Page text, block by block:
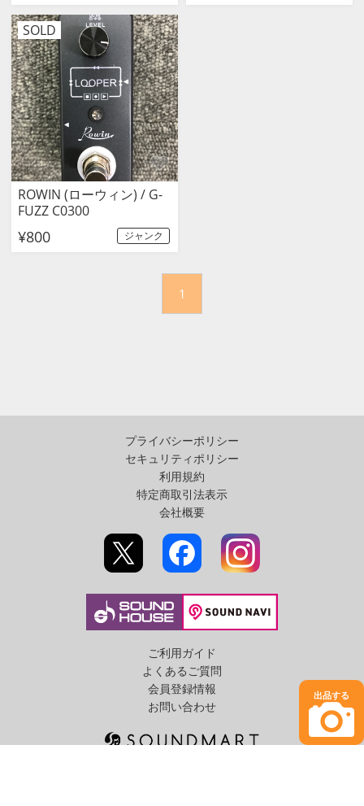
SOLD
ROWIN (ローウィン) / G-
FUZZ C0300
¥800 ジャンク
1
出品する
プライバシーポリシー
セキュリティポリシー
利用規約
特定商取引法表示
会社概要
ご利用ガイド
よくあるご質問
会員登録情報
お問い合わせ